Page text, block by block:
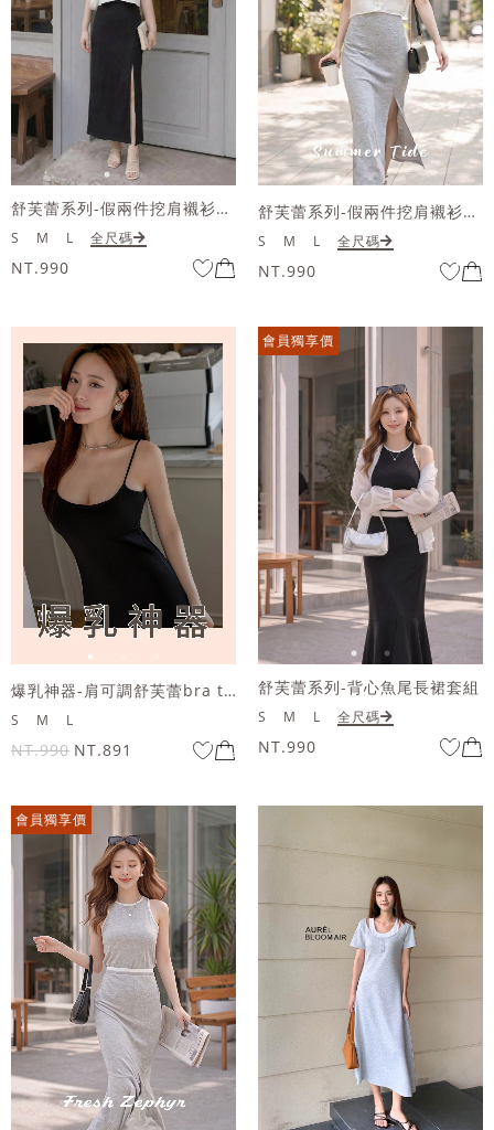
舒芙蕾系列-假兩件挖肩襯衫開衩長洋裝
S M L 全尺碼
NT.990
舒芙蕾系列-假兩件挖肩襯衫開衩長洋裝
S M L 全尺碼
NT.990
爆乳神器-肩可調舒芙蕾bra top洋裝
S M L
NT.990 NT.891
會員獨享價
舒芙蕾系列-背心魚尾長裙套組
S M L 全尺碼
NT.990
會員獨享價